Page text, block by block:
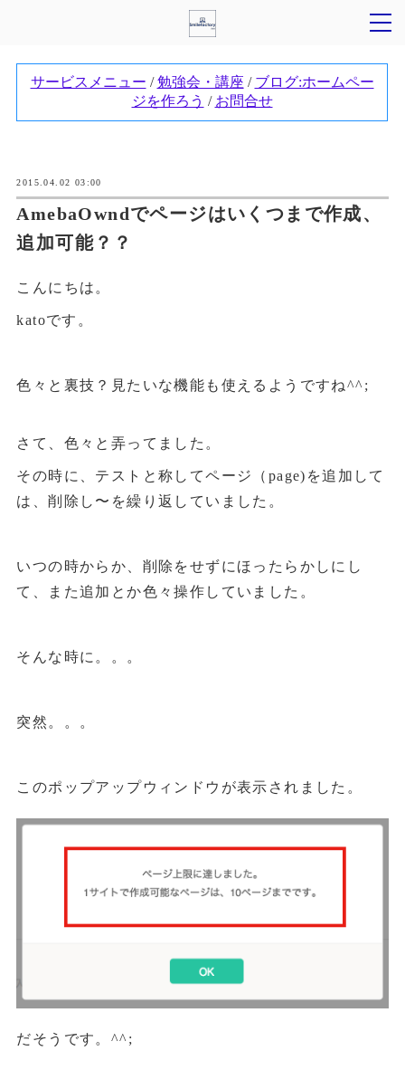
2015.04.02 03:00
AmebaOwndでページはいくつまで作成、
追加可能？？
こんにちは。
katoです。
色々と裏技？見たいな機能も使えるようですね^^;
さて、色々と弄ってました。
その時に、テストと称してページ（page)を追加して
は、削除し〜を繰り返していました。
いつの時からか、削除をせずにほったらかしにし
て、また追加とか色々操作していました。
そんな時に。。。
突然。。。
このポップアップウィンドウが表示されました。
だそうです。^^;